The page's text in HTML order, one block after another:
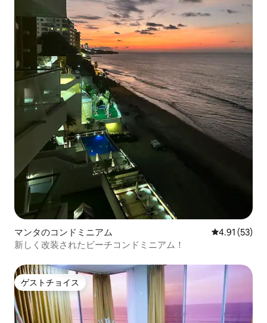
マンタのコンドミニアム レビュー53
4.91 (53)
新しく改装されたビーチコンドミニアム！
ゲストチョイス
ゲストチョイス